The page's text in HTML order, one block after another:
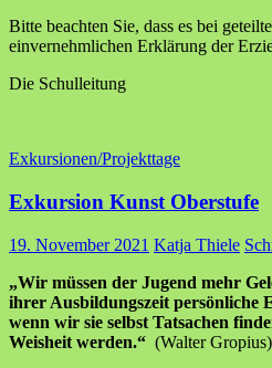
Bitte beachten Sie, dass es bei
einvernehmlichen Erklärung der
Die Schulleitung
Exkursionen/Projekttage
Exkursion Kunst Oberstufe
19. November 2021 Katja Thiele
„Wir müssen der Jugend mehr
ihrer Ausbildungszeit persönliche
wenn wir sie selbst Tatsachen
Weisheit werden.“ (Walter Gropius)